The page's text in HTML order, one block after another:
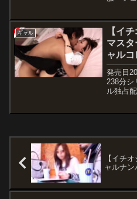
スタイ
ギャル
【イ
マス
ャル
発売日
238分
ル独占
【イチ
ャルナ